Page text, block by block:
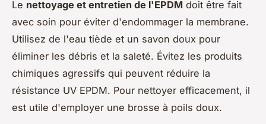
Le nettoyage et entretien de l'EPDM doit être fait
avec soin pour éviter d'endommager la membrane.
Utilisez de l'eau tiède et un savon doux pour
éliminer les débris et la saleté. Évitez les produits
chimiques agressifs qui peuvent réduire la
résistance UV EPDM. Pour nettoyer efficacement, il
est utile d'employer une brosse à poils doux.